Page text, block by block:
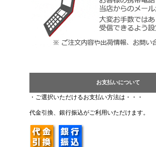
お支払いについて
・ご選択いただけるお支払い方法は・・・
代金引換、銀行振込がご利用いただけます。